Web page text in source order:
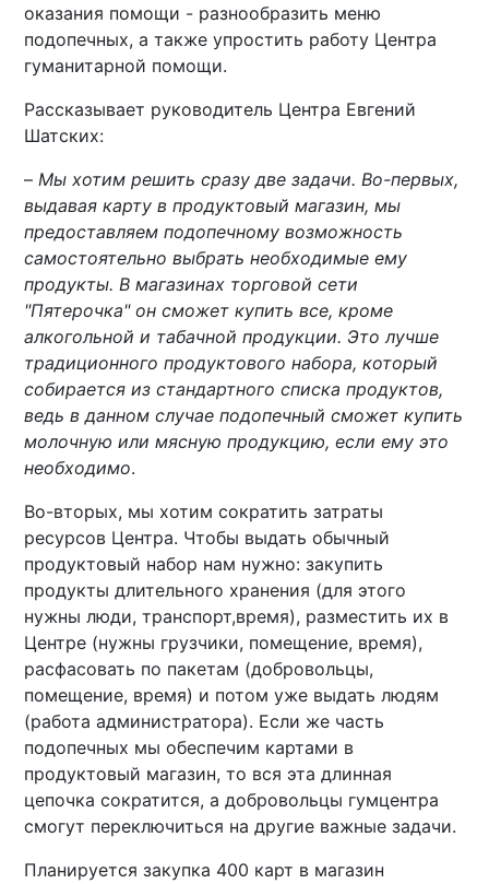
оказания помощи - разнообразить меню
подопечных, а также упростить работу Центра
гуманитарной помощи.
Рассказывает руководитель Центра Евгений
Шатских:
–Мы хотим решить сразу две задачи. Во-первых,
выдавая карту в продуктовый магазин, мы
предоставляем подопечному возможность
самостоятельно выбрать необходимые ему
продукты. В магазинах торговой сети
"Пятерочка" он сможет купить все, кроме
алкогольной и табачной продукции. Это лучше
традиционного продуктового набора, который
собирается из стандартного списка продуктов,
ведь в данном случае подопечный сможет купить
молочную или мясную продукцию, если ему это
необходимо.
Во-вторых, мы хотим сократить затраты
ресурсов Центра. Чтобы выдать обычный
продуктовый набор нам нужно: закупить
продукты длительного хранения (для этого
нужны люди, транспорт,время), разместить их в
Центре (нужны грузчики, помещение, время),
расфасовать по пакетам (добровольцы,
помещение, время) и потом уже выдать людям
(работа администратора). Если же часть
подопечных мы обеспечим картами в
продуктовый магазин, то вся эта длинная
цепочка сократится, а добровольцы гумцентра
смогут переключиться на другие важные задачи.
Планируется закупка 400 карт в магазин